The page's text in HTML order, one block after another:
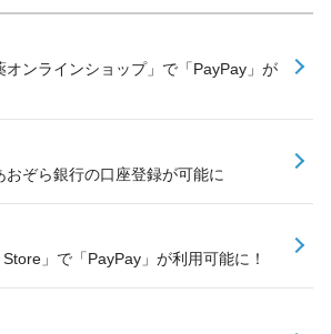
オンラインショップ」で「PayPay」が
ぞら銀行の口座登録が可能に
」で「PayPay」が利用可能に！